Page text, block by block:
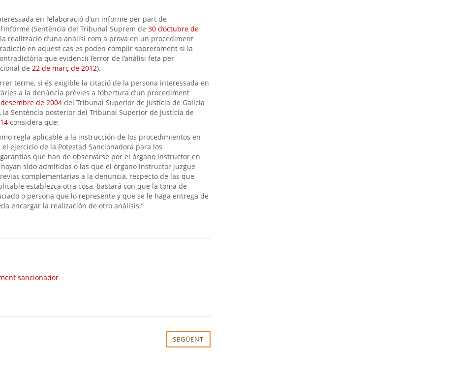
en l’elaboració d’un informe per part de
(Sentència del Tribunal Suprem de 30 d’octubre de
realització d’una anàlisi com a prova en un procediment
en aquest cas es poden complir sobrerament si la
que evidenciï l’error de l’anàlisi feta per
de 22 de març de 2012).
terme, si és exigible la citació de la persona interessada en
a la denúncia prèvies a l’obertura d’un procediment
de 2004 del Tribunal Superior de Justícia de Galícia
Sentència posterior del Tribunal Superior de Justícia de
considera que:
regla aplicable a la instrucción de los procedimientos en
ejercicio de la Potestad Sancionadora para los
que han de observarse por el órgano instructor en
sido admitidas o las que el órgano instructor juzgue
complementarias a la denuncia, respecto de las que
establezca otra cosa, bastará con que la toma de
o persona que lo represente y que se le haga entrega de
encargar la realización de otro análisis.”
sancionador
SEGÜENT